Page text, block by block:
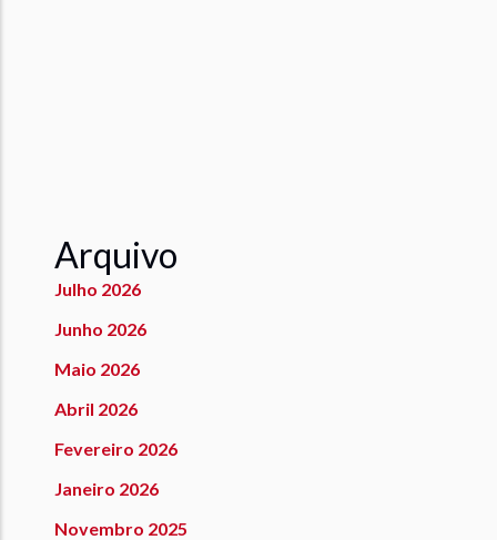
Arquivo
Julho 2026
Junho 2026
Maio 2026
Abril 2026
Fevereiro 2026
Janeiro 2026
Novembro 2025